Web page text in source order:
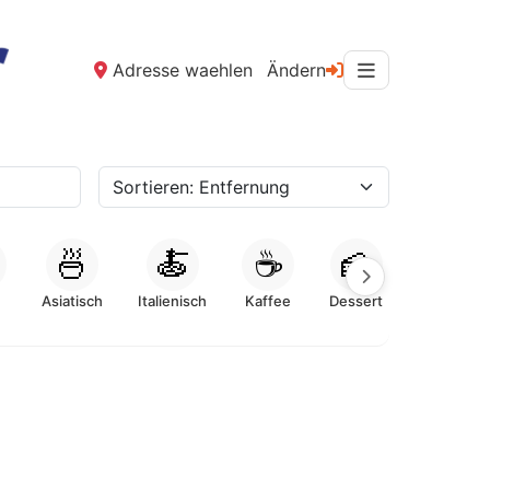
Adresse waehlen Ändern
🍜
Asiatisch
🍝
Italienisch
☕
Kaffee
🍰
Dessert